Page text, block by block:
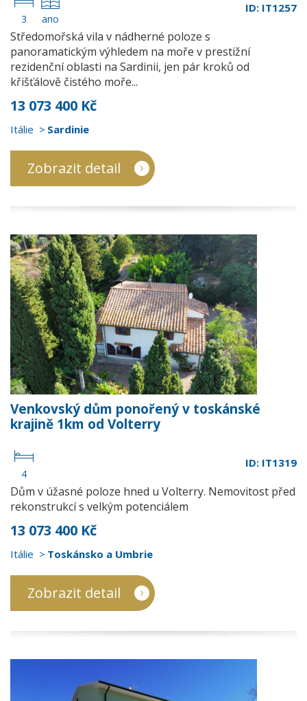
3 ano
ID: IT1257
Středomořská vila v nádherné poloze s
panoramatickým výhledem na moře v prestižní
rezidenční oblasti na Sardinii, jen pár kroků od
křišťálově čistého moře...
13 073 400 Kč
Itálie Sardinie
Zobrazit detail
Venkovský dům ponořený v toskánské
krajině 1km od Volterry
4
ID: IT1319
Dům v úžasné poloze hned u Volterry. Nemovitost před
rekonstrukcí s velkým potenciálem
13 073 400 Kč
Itálie Toskánsko a Umbrie
Zobrazit detail